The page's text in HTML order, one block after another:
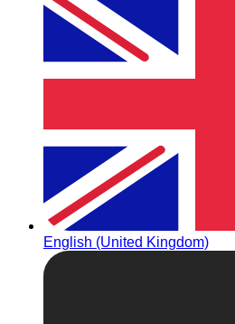
English (United Kingdom)